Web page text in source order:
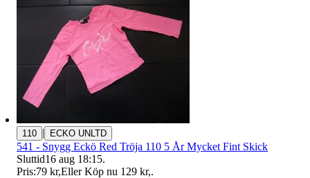
110 | ECKO UNLTD
541 - Snygg Eckö Red Tröja 110 5 År Mycket Fint Skick
Sluttid16 aug 18:15.
Pris:79 kr,Eller Köp nu 129 kr,.